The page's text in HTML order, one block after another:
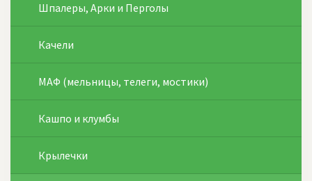
Шпалеры, Арки и Перголы
Качели
МАФ (мельницы, телеги, мостики)
Кашпо и клумбы
Крылечки